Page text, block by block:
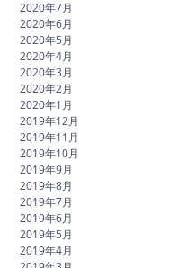
2020年7月
2020年6月
2020年5月
2020年4月
2020年3月
2020年2月
2020年1月
2019年12月
2019年11月
2019年10月
2019年9月
2019年8月
2019年7月
2019年6月
2019年5月
2019年4月